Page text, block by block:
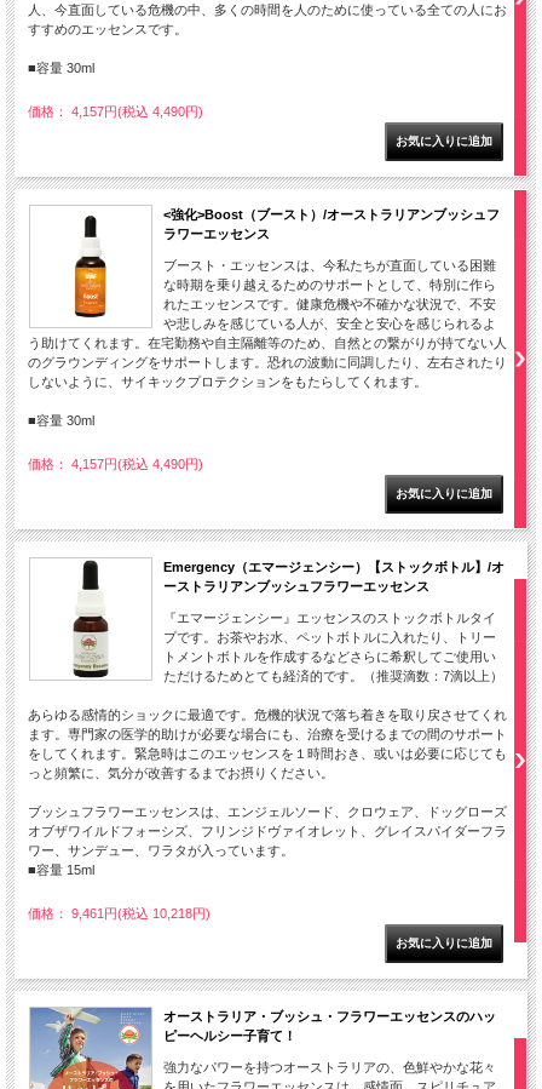
人、今直面している危機の中、多くの時間を人のために使っている全ての人にお
すすめのエッセンスです。
■容量 30ml
価格： 4,157円(税込 4,490円)
<強化>Boost（ブースト）/オーストラリアンブッシュフ
ラワーエッセンス
ブースト・エッセンスは、今私たちが直面している困難
な時期を乗り越えるためのサポートとして、特別に作ら
れたエッセンスです。健康危機や不確かな状況で、不安
や悲しみを感じている人が、安全と安心を感じられるよ
う助けてくれます。在宅勤務や自主隔離等のため、自然との繋がりが持てない人
のグラウンディングをサポートします。恐れの波動に同調したり、左右されたり
しないように、サイキックプロテクションをもたらしてくれます。
■容量 30ml
価格： 4,157円(税込 4,490円)
Emergency（エマージェンシー）【ストックボトル】/オ
ーストラリアンブッシュフラワーエッセンス
『エマージェンシー』エッセンスのストックボトルタイ
プです。お茶やお水、ペットボトルに入れたり、トリー
トメントボトルを作成するなどさらに希釈してご使用い
ただけるためとても経済的です。（推奨滴数：7滴以上）
あらゆる感情的ショックに最適です。危機的状況で落ち着きを取り戻させてくれ
ます。専門家の医学的助けが必要な場合にも、治療を受けるまでの間のサポート
をしてくれます。緊急時はこのエッセンスを１時間おき、或いは必要に応じても
っと頻繁に、気分が改善するまでお摂りください。
ブッシュフラワーエッセンスは、エンジェルソード、クロウェア、ドッグローズ
オブザワイルドフォーシズ、フリンジドヴァイオレット、グレイスパイダーフラ
ワー、サンデュー、ワラタが入っています。
■容量 15ml
価格： 9,461円(税込 10,218円)
オーストラリア・ブッシュ・フラワーエッセンスのハッ
ピーヘルシー子育て！
強力なパワーを持つオーストラリアの、色鮮やかな花々